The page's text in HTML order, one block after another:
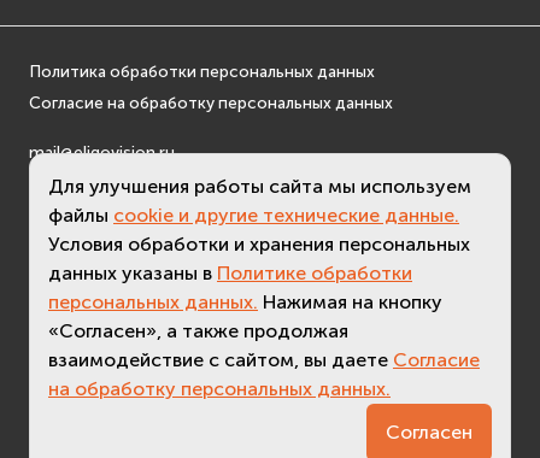
актуальная версия - 3.7)
Политика обработки персональных данных
Согласие на обработку персональных данных
mail@eligovision.ru
+7 (495) 740 08 16
© ООО "ЭлигоВижн", 2005-2026
Для улучшения работы сайта мы используем
файлы cookie и другие технические данные.
Условия обработки и хранения персональных
данных указаны в Политике обработки
персональных данных. Нажимая на кнопку
«Согласен», а также продолжая
взаимодействие с сайтом, вы даете Согласие
на обработку персональных данных.
Согласен